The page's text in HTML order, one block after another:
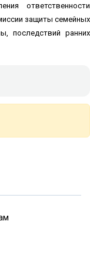
ответственности
защиты семейных
последствий ранних